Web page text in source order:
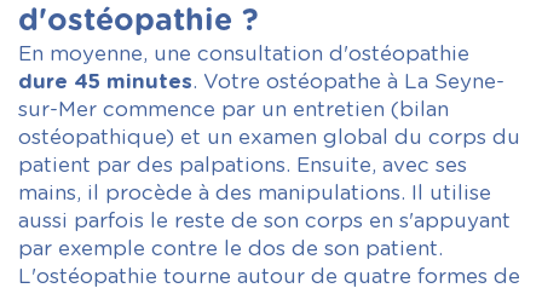
d'ostéopathie ?
En moyenne, une consultation d'ostéopathie
dure 45 minutes. Votre ostéopathe à La Seyne-
sur-Mer commence par un entretien (bilan
ostéopathique) et un examen global du corps du
patient par des palpations. Ensuite, avec ses
mains, il procède à des manipulations. Il utilise
aussi parfois le reste de son corps en s'appuyant
par exemple contre le dos de son patient.
L'ostéopathie tourne autour de quatre formes de